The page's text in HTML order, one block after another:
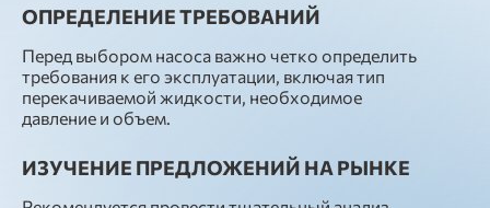
ОПРЕДЕЛЕНИЕ ТРЕБОВАНИЙ
Перед выбором насоса важно четко определить
требования к его эксплуатации, включая тип
перекачиваемой жидкости, необходимое
давление и объем.
ИЗУЧЕНИЕ ПРЕДЛОЖЕНИЙ НА РЫНКЕ